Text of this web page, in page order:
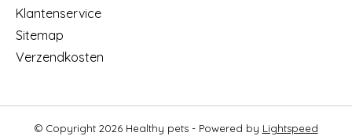
Klantenservice
Sitemap
Verzendkosten
© Copyright 2026 Healthy pets - Powered by Lightspeed